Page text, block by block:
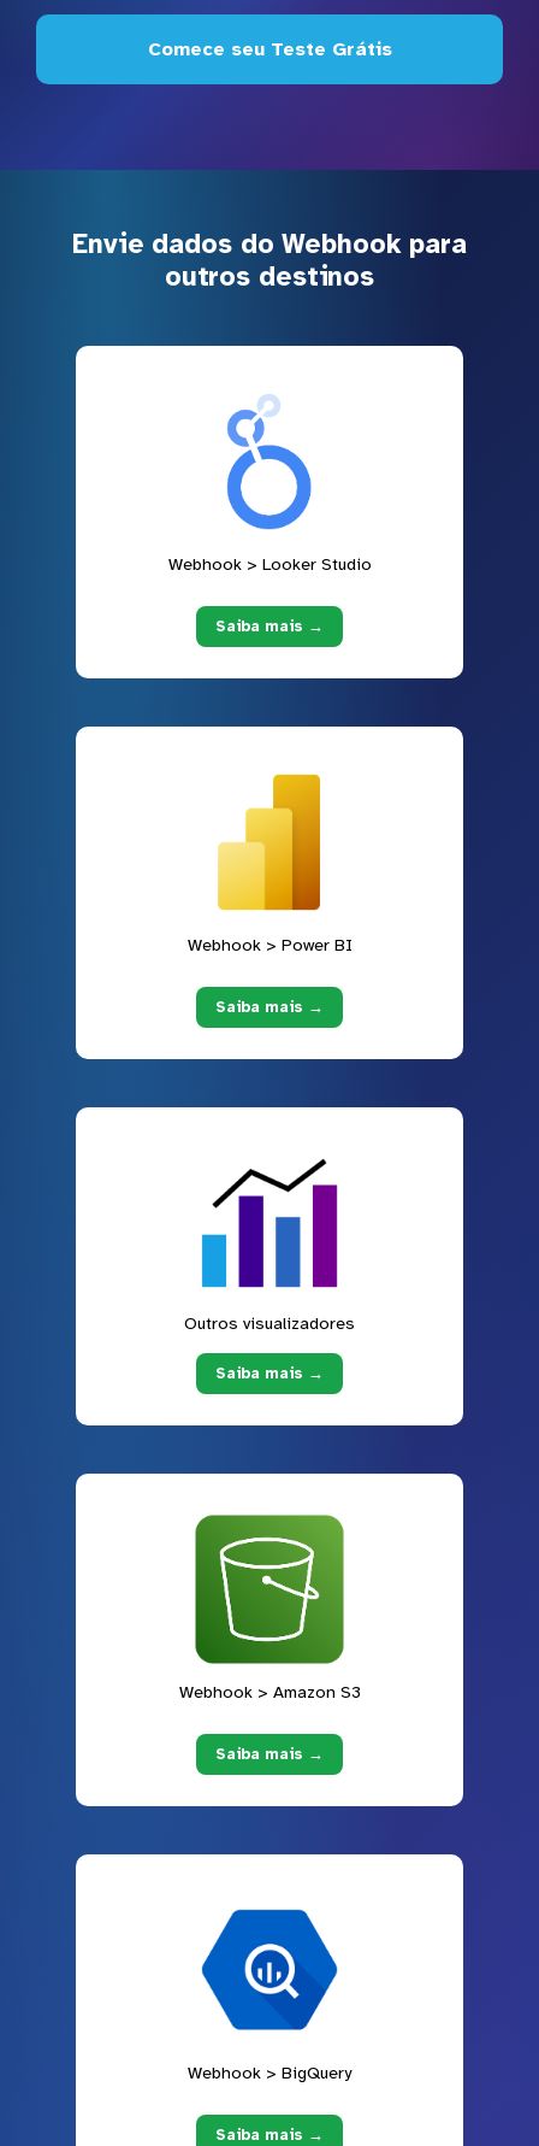
Comece seu Teste Grátis
Envie dados do Webhook para
outros destinos
Webhook > Looker Studio
Saiba mais →
Webhook > Power BI
Saiba mais →
Outros visualizadores
Saiba mais →
Webhook > Amazon S3
Saiba mais →
Webhook > BigQuery
Saiba mais →